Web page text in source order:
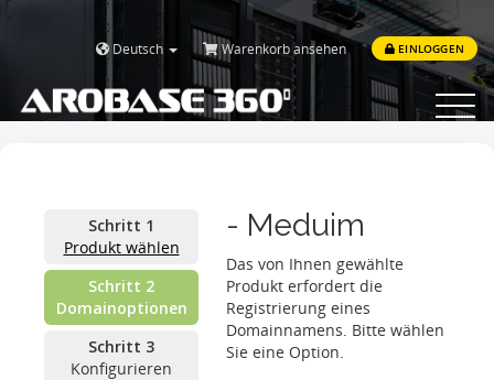
Deutsch Warenkorb ansehen EINLOGGEN
Toggle
Schritt 1
Produkt wählen
Schritt 2
Domainoptionen
Schritt 3
Konfigurieren
- Meduim
Das von Ihnen gewählte
Produkt erfordert die
Registrierung eines
Domainnamens. Bitte wählen
Sie eine Option.